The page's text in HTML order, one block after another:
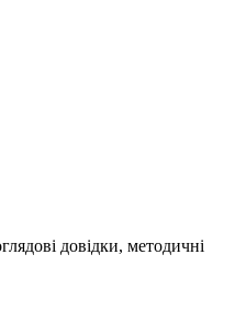
довідки, методичні